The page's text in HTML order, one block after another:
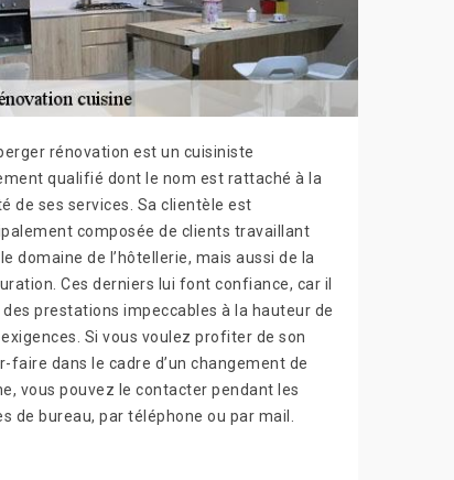
rénovation est un cuisiniste
qualifié dont le nom est rattaché à la
de ses services. Sa clientèle est
composée de clients travaillant
domaine de l’hôtellerie, mais aussi de la
Ces derniers lui font confiance, car il
prestations impeccables à la hauteur de
exigences. Si vous voulez profiter de son
faire dans le cadre d’un changement de
vous pouvez le contacter pendant les
de bureau, par téléphone ou par mail.